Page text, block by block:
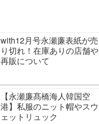
with12月号永瀬廉表紙が売
り切れ！在庫ありの店舗や
再販について
【永瀬廉髙橋海人韓国空
港】私服のニット帽やスウ
ェットリュック